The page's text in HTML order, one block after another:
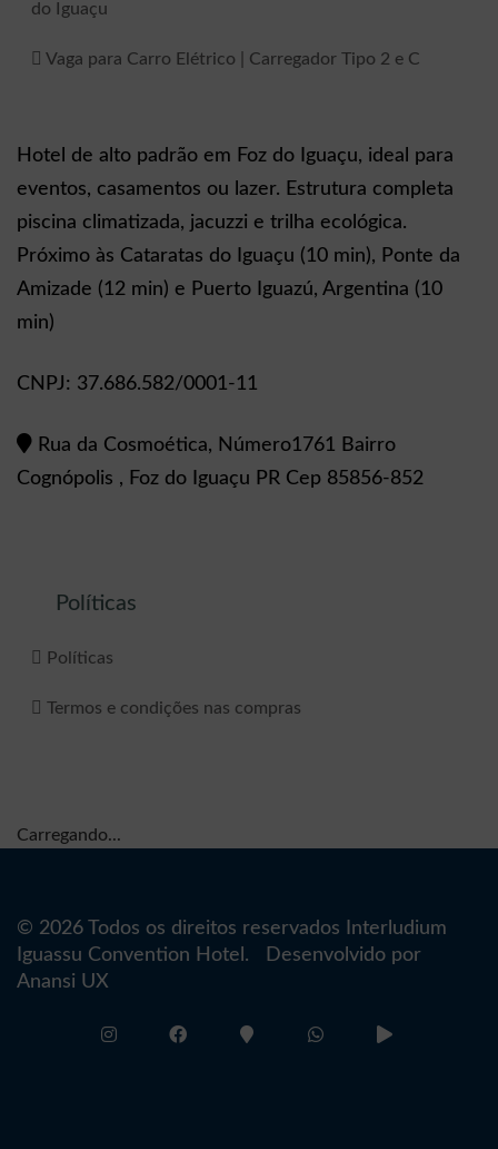
do Iguaçu
Vaga para Carro Elétrico | Carregador Tipo 2 e C
Hotel de alto padrão em Foz do Iguaçu, ideal para
eventos, casamentos ou lazer. Estrutura completa
piscina climatizada, jacuzzi e trilha ecológica.
Próximo às Cataratas do Iguaçu (10 min), Ponte da
Amizade (12 min) e Puerto Iguazú, Argentina (10
min)
CNPJ: 37.686.582/0001-11
Rua da Cosmoética, Número1761 Bairro
Cognópolis , Foz do Iguaçu PR Cep 85856-852
Políticas
Políticas
Termos e condições nas compras
Carregando...
© 2026 Todos os direitos reservados Interludium
Iguassu Convention Hotel. Desenvolvido por
Anansi UX